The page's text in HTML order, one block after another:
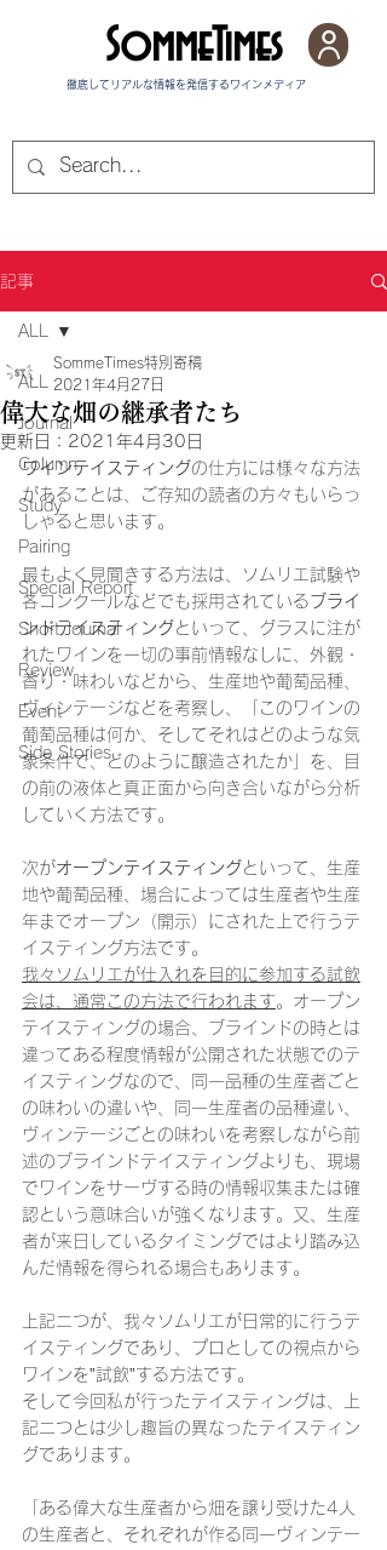
徹底してリアルな情報を発信する​ワインメディア
SommeTimes
記事
ALL
Journal
Column
Study
Pairing
Special Report
Short Journal
Review
Event
Side Stories
ALL
偉大な畑の継承者たち
SommeTimes特別寄稿
2021年4月27日
更新日： 2021年4月30日
ワインテイスティングの仕方には様々な方法
があることは、ご存知の読者の方々もいらっ
しゃると思います。
最もよく見聞きする方法は、ソムリエ試験や
各コンクールなどでも採用されているブライ
ンドテイスティング といって、グラスに注が
れたワインを一切の事前情報なしに、外観・
香り・味わいなどから、生産地や葡萄品種、
ヴィンテージなどを考察し、「このワインの
葡萄品種は何か、そしてそれはどのような気
象条件で、どのように醸造されたか」を、目
の前の液体と真正面から向き合いながら分析
していく方法です。
次がオープンテイスティング といって、生産
地や葡萄品種、場合によっては生産者や生産
年までオープン（開示）にされた上で行うテ
イスティング方法です。
我々ソムリエが仕入れを目的に参加する試飲
会は、通常この方法で行われます。オープン
テイスティングの場合、ブラインドの時とは
違ってある程度情報が公開された状態でのテ
イスティングなので、同一品種の生産者ごと
の味わいの違いや、同一生産者の品種違い、
ヴィンテージごとの味わいを考察しながら前
述のブラインドテイスティングよりも、現場
でワインをサーヴする時の情報収集または確
認という意味合いが強くなります。又、生産
者が来日しているタイミングではより踏み込
んだ情報を得られる場合もあります。
上記二つが、我々ソムリエが日常的に行うテ
イスティングであり、プロとしての視点から
ワインを”試飲”する方法です。
そして今回私が行ったテイスティングは、上
記二つとは少し趣旨の異なったテイスティン
グであります。
「ある偉大な生産者から畑を譲り受けた4人
の生産者と、それぞれが作る同一ヴィンテー